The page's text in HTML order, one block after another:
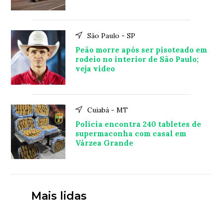
São Paulo - SP
Peão morre após ser pisoteado em
rodeio no interior de São Paulo;
veja video
Cuiabá - MT
Polícia encontra 240 tabletes de
supermaconha com casal em
Várzea Grande
Mais lidas